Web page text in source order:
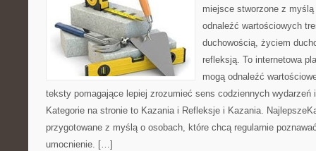
miejsce stworzone z
odnaleźć wartościowych
duchowością, życiem
refleksją. To internetowa
mogą odnaleźć
teksty pomagające lepiej zrozumieć sens codziennych wydarzeń
Kategorie na stronie to Kazania i Refleksje i Kazania.
przygotowane z myślą o osobach, które chcą regularnie
umocnienie. […]